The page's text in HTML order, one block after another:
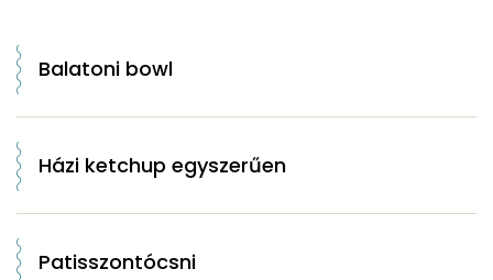
Balatoni bowl
Házi ketchup egyszerűen
Patisszontócsni